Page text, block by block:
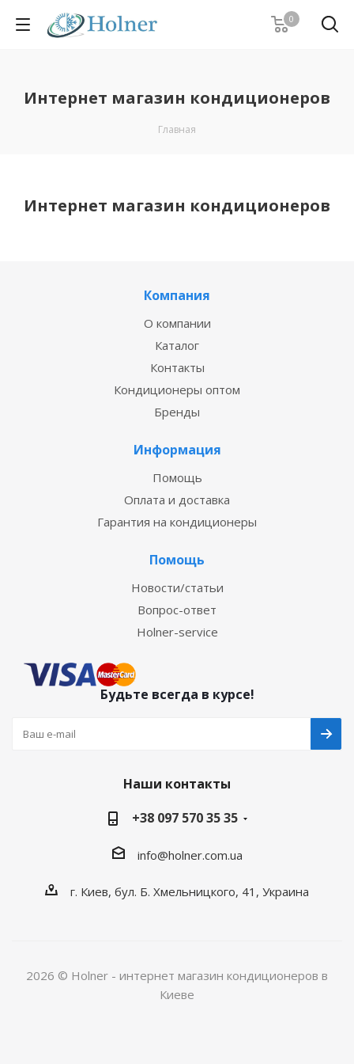
0
Интернет магазин кондиционеров
Главная
Интернет магазин кондиционеров
Компания
О компании
Каталог
Контакты
Кондиционеры оптом
Бренды
Информация
Помощь
Оплата и доставка
Гарантия на кондиционеры
Помощь
Новости/статьи
Вопрос-ответ
Holner-service
Будьте всегда в курсе!
Наши контакты
+38 097 570 35 35
info@holner.com.ua
г. Киев, бул. Б. Хмельницкого, 41, Украина
2026 © Holner - интернет магазин кондиционеров в
Киеве